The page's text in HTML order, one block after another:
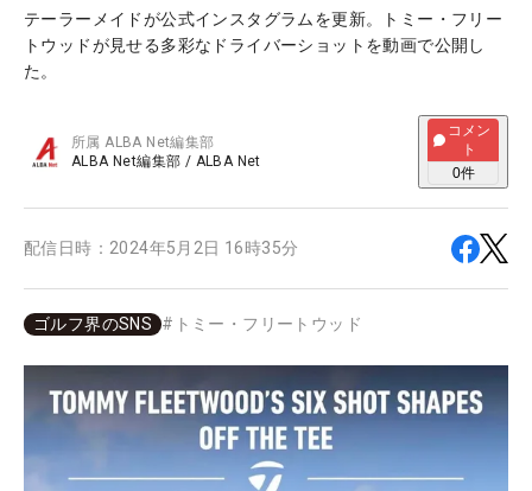
テーラーメイドが公式インスタグラムを更新。トミー・フリー
トウッドが見せる多彩なドライバーショットを動画で公開し
た。
所属ALBA Net編集部
ALBA Net編集部 / ALBA Net
コメン
ト
0件
配信日時： 2024年5月2日 16時35分
ゴルフ界のSNS # トミー・フリートウッド